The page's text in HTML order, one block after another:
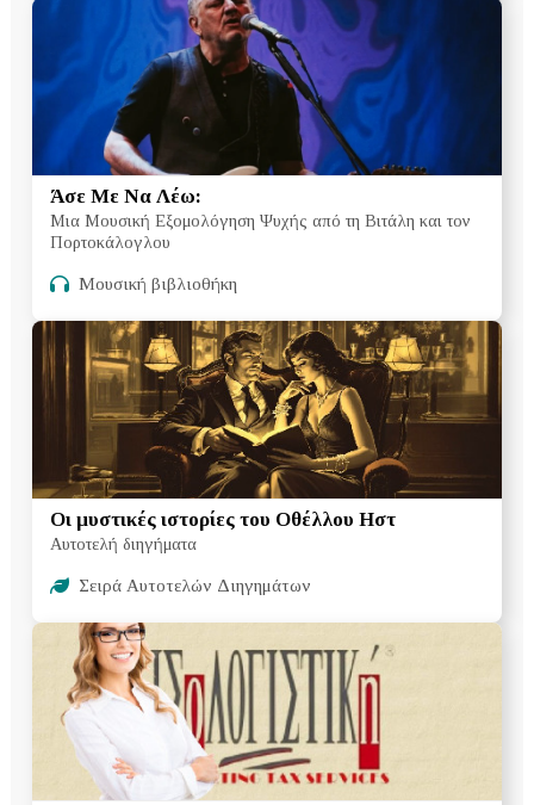
Άσε Με Να Λέω:
Μια Μουσική Εξομολόγηση Ψυχής από τη Βιτάλη και τον
Πορτοκάλογλου
Μουσική βιβλιοθήκη
Οι μυστικές ιστορίες του Οθέλλου Ηστ
Αυτοτελή διηγήματα
Σειρά Αυτοτελών Διηγημάτων